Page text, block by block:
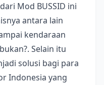
Mod BUSSID ini
antara lain
kendaraan
Selain itu
solusi bagi para
Indonesia yang